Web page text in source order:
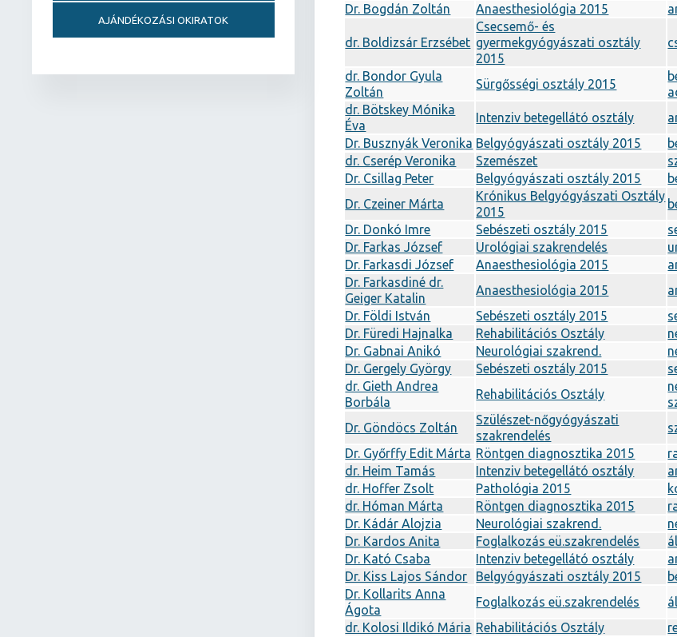
Dr. Bogdán Zoltán
Anaesthesiológia 2015
dr. Boldizsár Erzsébet
Csecsemő- és
gyermekgyógyászati osztály
2015
dr. Bondor Gyula
Zoltán
Sürgősségi osztály 2015
dr. Bötskey Mónika
Éva
Intenziv betegellátó osztály
Dr. Busznyák Veronika Belgyógyászati osztály 2015
dr. Cserép Veronika
Szemészet
Dr. Csillag Peter
Belgyógyászati osztály 2015
Dr. Czeiner Márta
Krónikus Belgyógyászati Osztály
2015
Dr. Donkó Imre
Sebészeti osztály 2015
Dr. Farkas József
Urológiai szakrendelés
Dr. Farkasdi József
Anaesthesiológia 2015
Dr. Farkasdiné dr.
Geiger Katalin
Anaesthesiológia 2015
Dr. Földi István
Sebészeti osztály 2015
Dr. Füredi Hajnalka
Rehabilitációs Osztály
Dr. Gabnai Anikó
Neurológiai szakrend.
Dr. Gergely György
Sebészeti osztály 2015
dr. Gieth Andrea
Borbála
Rehabilitációs Osztály
Dr. Göndöcs Zoltán
Szülészet-nőgyógyászati
szakrendelés
Dr. Győrffy Edit Márta Röntgen diagnosztika 2015
dr. Heim Tamás
Intenziv betegellátó osztály
dr. Hoffer Zsolt
Pathológia 2015
dr. Hóman Márta
Röntgen diagnosztika 2015
Dr. Kádár Alojzia
Neurológiai szakrend.
Dr. Kardos Anita
Foglalkozás eü.szakrendelés
Dr. Kató Csaba
Intenziv betegellátó osztály
Dr. Kiss Lajos Sándor
Belgyógyászati osztály 2015
Dr. Kollarits Anna
Ágota
Foglalkozás eü.szakrendelés
dr. Kolosi Ildikó Mária Rehabilitációs Osztály
AJÁNDÉKOZÁSI OKIRATOK